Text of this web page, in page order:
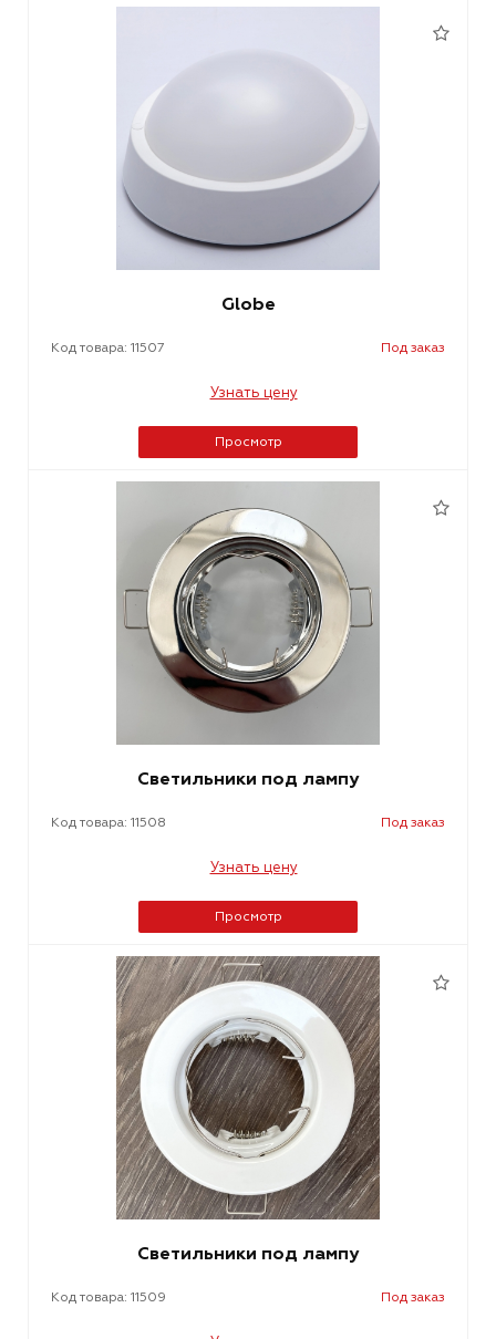
Globe
Код товара: 11507 Под заказ
Узнать цену
Просмотр
Светильники под лампу
Код товара: 11508 Под заказ
Узнать цену
Просмотр
Светильники под лампу
Код товара: 11509 Под заказ